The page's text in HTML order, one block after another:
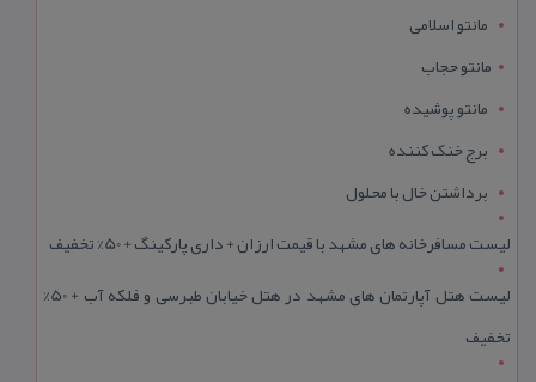
مانتو اسلامی
مانتو حجاب
مانتو پوشیده
برج خنک کننده
برداشتن خال با محلول
لیست مسافرخانه های مشهد با قیمت ارزان + داری پارکینگ + 50% تخفیف
لیست هتل آپارتمان های مشهد در هتل خیابان طبرسی و فلکه آب + 50%
تخفیف